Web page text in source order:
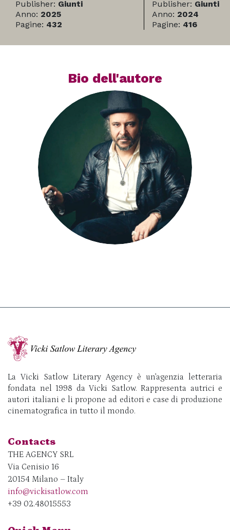
Publisher: Giunti
Anno: 2025
Pagine: 432
Publisher: Giunti
Anno: 2024
Pagine: 416
Bio dell'autore
La Vicki Satlow Literary Agency è un’agenzia letteraria
fondata nel 1998 da Vicki Satlow. Rappresenta autrici e
autori italiani e li propone ad editori e case di produzione
cinematografica in tutto il mondo.
Contacts
THE AGENCY SRL
Via Cenisio 16
20154 Milano – Italy
info@vickisatlow.com
+39 02.48015553